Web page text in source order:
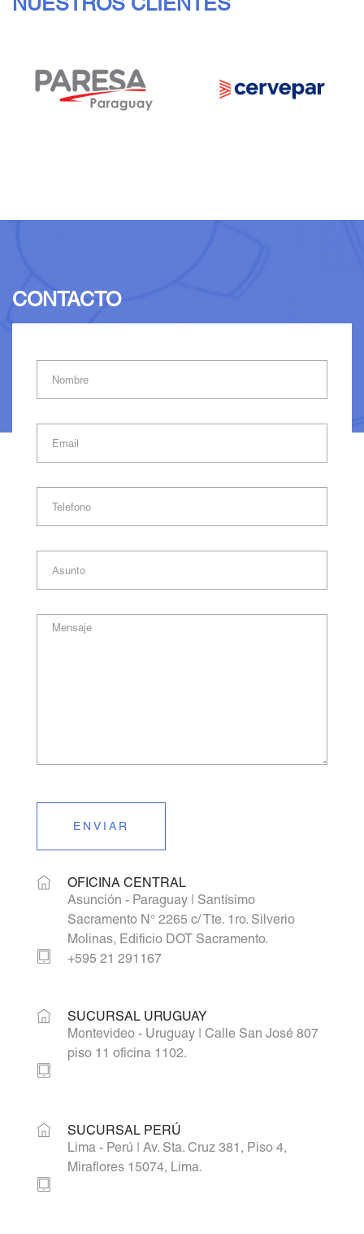
CONTACTO
ENVIAR
OFICINA CENTRAL
Asunción - Paraguay | Santísimo
Sacramento N° 2265 c/ Tte. 1ro. Silverio
Molinas, Edificio DOT Sacramento.
+595 21 291167
SUCURSAL URUGUAY
Montevideo - Uruguay | Calle San José 807
piso 11 oficina 1102.
SUCURSAL PERÚ
Lima - Perú | Av. Sta. Cruz 381, Piso 4,
Miraflores 15074, Lima.